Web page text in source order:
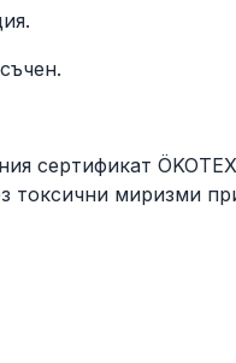
миризми